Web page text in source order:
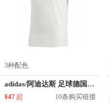
3种配色
adidas/阿迪达斯 足球德国队世界杯款球迷圆领排汗短袖T恤 CE1724
¥47 起 10条购买链接